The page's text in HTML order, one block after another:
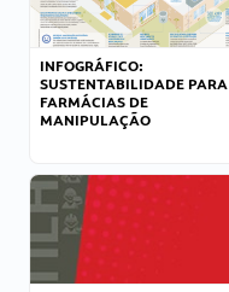
INFOGRÁFICO:
SUSTENTABILIDADE PARA
FARMÁCIAS DE
MANIPULAÇÃO